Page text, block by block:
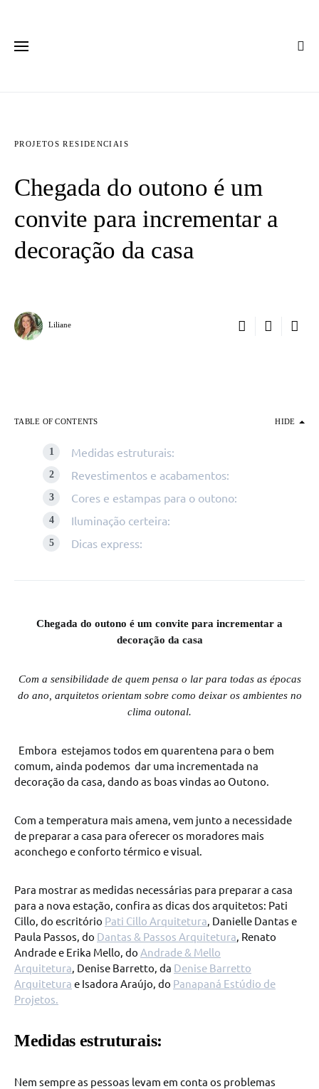
PROJETOS RESIDENCIAIS
Chegada do outono é um
convite para incrementar a
decoração da casa
Liliane
TABLE OF CONTENTS HIDE
Medidas estruturais:
Revestimentos e acabamentos:
Cores e estampas para o outono:
Iluminação certeira:
Dicas express:
Chegada do outono é um convite para incrementar a
decoração da casa
Com a sensibilidade de quem pensa o lar para todas as épocas
do ano, arquitetos orientam sobre como deixar os ambientes no
clima outonal.
Embora estejamos todos em quarentena para o bem
comum, ainda podemos dar uma incrementada na
decoração da casa, dando as boas vindas ao Outono.
Com a temperatura mais amena, vem junto a necessidade
de preparar a casa para oferecer os moradores mais
aconchego e conforto térmico e visual.
Para mostrar as medidas necessárias para preparar a casa
para a nova estação, confira as dicas dos arquitetos: Pati
Cillo, do escritório Pati Cillo Arquitetura, Danielle Dantas e
Paula Passos, do Dantas & Passos Arquitetura, Renato
Andrade e Erika Mello, do Andrade & Mello
Arquitetura, Denise Barretto, da Denise Barretto
Arquitetura e Isadora Araújo, do Panapaná Estúdio de
Projetos.
Medidas estruturais:
Nem sempre as pessoas levam em conta os problemas